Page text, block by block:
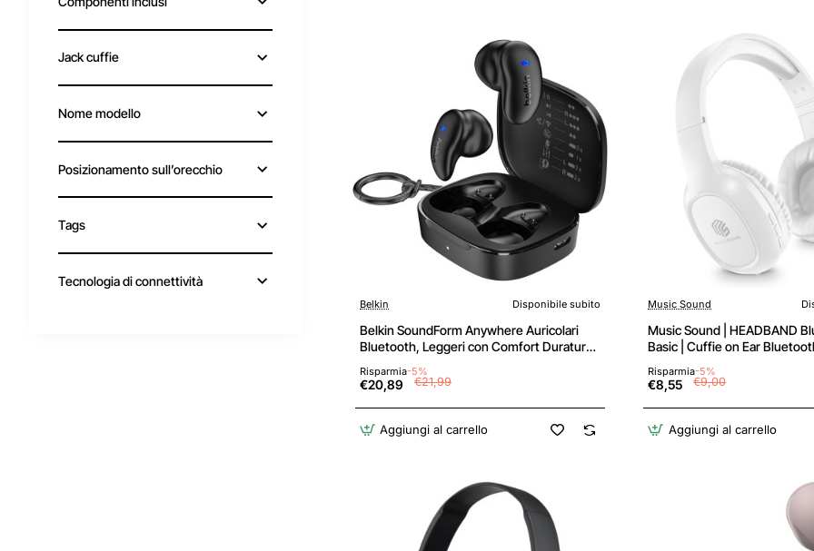
Jack cuffie
Nome modello
Posizionamento sull’orecchio
Tags
Tecnologia di connettività
Nuovo
Belkin Disponibile subito
Belkin SoundForm Anywhere Auricolari
Bluetooth, Leggeri con Comfort Duraturo,
In Ear Wireless per iPhone, iPad, Tablet,
Laptop, Corsa, Sport e Altro, Nero - Black
Risparmia-5%
€20,89 €21,99
Aggiungi al carrello
Music Sound
Music Sound | HEADBAND
Basic | Cuffie on Ear
Colore Bianco, One Size -
Risparmia-5%
€8,55 €9,00
Aggiungi al carrello